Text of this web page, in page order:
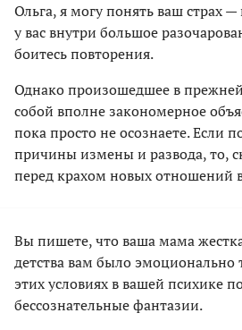
Ольга, я могу понять ваш страх
у вас внутри большое
боитесь повторения.
Однако произошедшее в
собой вполне закономерное
пока просто не осознаете. Если
причины измены и развода, то,
перед крахом новых отношений
Вы пишете, что ваша мама
детства вам было эмоционально
этих условиях в вашей психике
бессознательные фантазии.